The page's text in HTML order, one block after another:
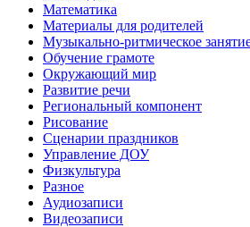
Математика
Материалы для родителей
Музыкально-ритмическое
Обучение грамоте
Окружающий мир
Развитие речи
Региональный компонент
Рисование
Сценарии праздников
Управление ДОУ
Физкультура
Разное
Аудиозаписи
Видеозаписи